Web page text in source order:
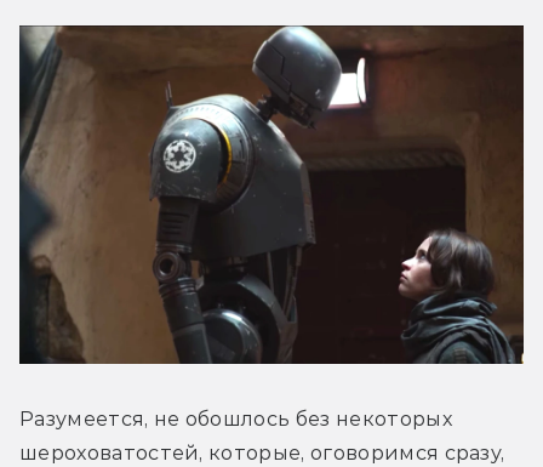
Разумеется, не обошлось без некоторых
шероховатостей, которые, оговоримся сразу,